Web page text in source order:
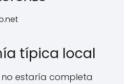
típica local
no estaría completa